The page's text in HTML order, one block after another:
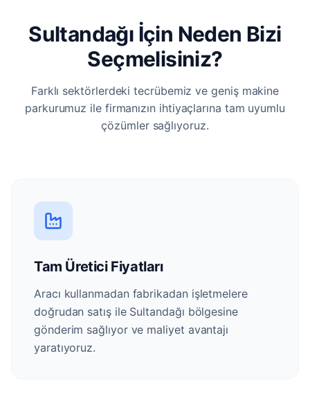
Sultandağı İçin Neden Bizi
Seçmelisiniz?
Farklı sektörlerdeki tecrübemiz ve geniş makine
parkurumuz ile firmanızın ihtiyaçlarına tam uyumlu
çözümler sağlıyoruz.
Tam Üretici Fiyatları
Aracı kullanmadan fabrikadan işletmelere
doğrudan satış ile Sultandağı bölgesine
gönderim sağlıyor ve maliyet avantajı
yaratıyoruz.